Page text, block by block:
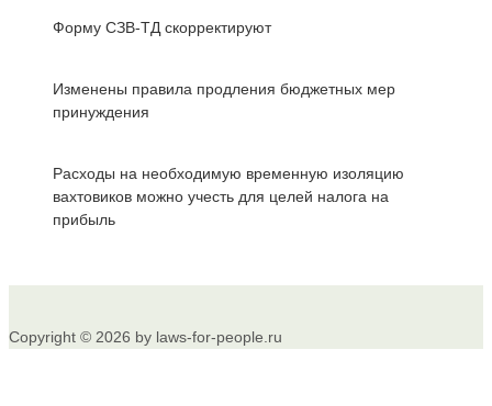
Форму СЗВ-ТД скорректируют
Изменены правила продления бюджетных мер
принуждения
Расходы на необходимую временную изоляцию
вахтовиков можно учесть для целей налога на
прибыль
Copyright © 2026 by laws-for-people.ru